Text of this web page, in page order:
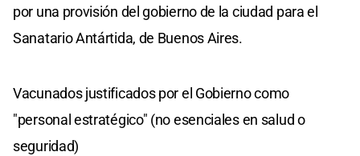
por una provisión del gobierno de la ciudad para el
Sanatario Antártida, de Buenos Aires.
Vacunados justificados por el Gobierno como
"personal estratégico" (no esenciales en salud o
seguridad)